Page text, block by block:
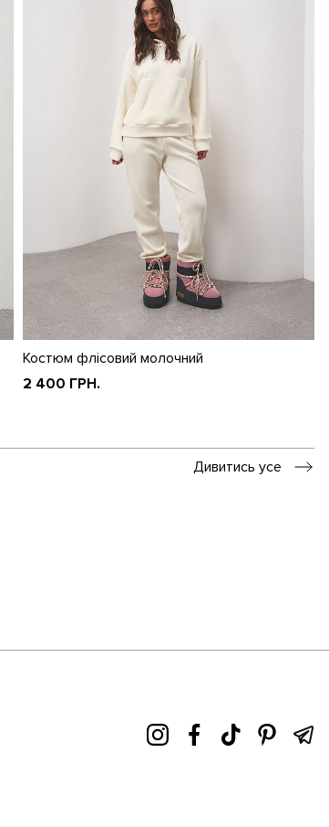
Костюм флісовий молочний
2 400 ГРН.
Дивитись усе